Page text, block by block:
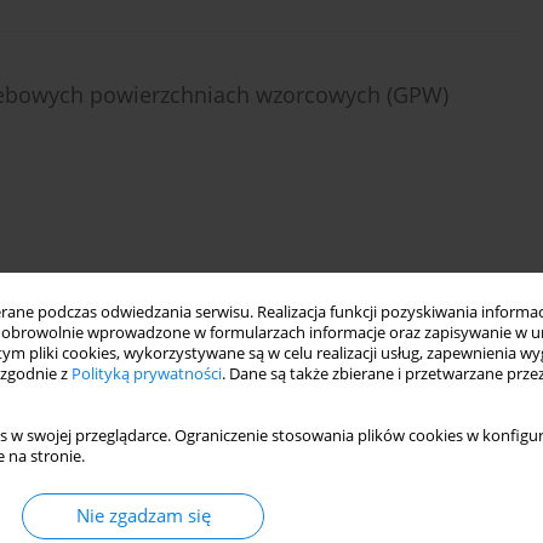
podczas odwiedzania serwisu. Realizacja funkcji pozyskiwania
wprowadzone w formularzach informacje oraz zapisywanie w
pliki cookies, wykorzystywane są w celu realizacji usług, zapewnienia
z Polityką prywatności. Dane są także zbierane i przetwarzane
w swojej przeglądarce. Ograniczenie stosowania plików cookies w
na stronie.
Nie zgadzam się
powierzchniach wzorcowych (GPW)
on soil structure and physicochemical
case study from western Ukraine
, Viktor Ivaniuk